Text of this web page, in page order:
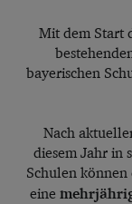
Mit dem Start
bayerischen
Nach
diesem Jahr in
Schulen
eine